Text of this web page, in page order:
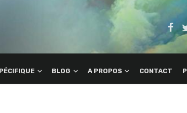
BLOG A PROPOS CONTACT